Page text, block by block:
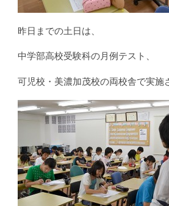
昨日までの土日は、
中学部高校受験科の月例テスト、
可児校・美濃加茂校の両校舎で実施